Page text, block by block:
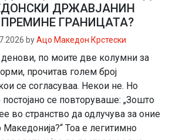
ДРЖАВЈАНИН
ПРЕМИНЕ ГРАНИЦАТА?
byАцо Македон Крстески
по моите две колумни за
прочитав голем број
се согласуваа. Некои не. Но
се повторуваше: „Зошто
во странство да одлучува за оние
Тоа е легитимно